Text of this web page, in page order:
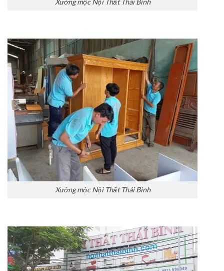
Xưởng mộc Nội Thất Thái Bình